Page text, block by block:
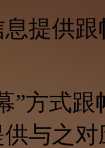
息提供
”方式
与之